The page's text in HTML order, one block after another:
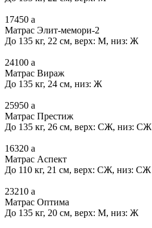
17450 a
Матрас Элит-мемори-2
До 135 кг, 22 см, верх: М, низ: Ж
24100 a
Матрас Вираж
До 135 кг, 24 см, низ: Ж
25950 a
Матрас Престиж
До 135 кг, 26 см, верх: СЖ, низ: СЖ
16320 a
Матрас Аспект
До 110 кг, 21 см, верх: СЖ, низ: СЖ
23210 a
Матрас Оптима
До 135 кг, 20 см, верх: М, низ: Ж